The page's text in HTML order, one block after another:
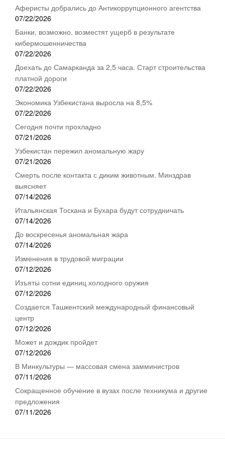
Аферисты добрались до Антикоррупционного агентства
07/22/2026
Банки, возможно, возместят ущерб в результате
кибермошенничества
07/22/2026
Доехать до Самарканда за 2,5 часа. Старт строительства
платной дороги
07/22/2026
Экономика Узбекистана выросла на 8,5%
07/22/2026
Сегодня почти прохладно
07/21/2026
Узбекистан пережил аномальную жару
07/21/2026
Смерть после контакта с диким животным. Минздрав
выясняет
07/14/2026
Итальянская Тоскана и Бухара будут сотрудничать
07/14/2026
До воскресенья аномальная жара
07/14/2026
Изменения в трудовой миграции
07/12/2026
Изъяты сотни единиц холодного оружия
07/12/2026
Создается Ташкентский международный финансовый
центр
07/12/2026
Может и дождик пройдет
07/12/2026
В Минкультуры — массовая смена замминистров
07/11/2026
Сокращенное обучение в вузах после техникума и другие
предложения
07/11/2026